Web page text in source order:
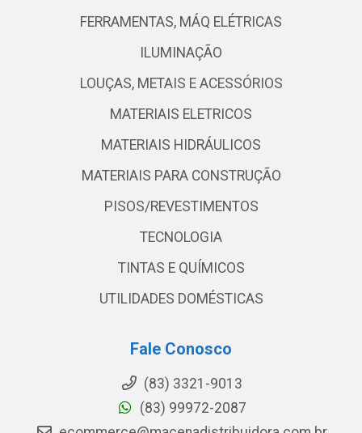
FERRAMENTAS, MÁQ ELÉTRICAS
ILUMINAÇÃO
LOUÇAS, METAIS E ACESSÓRIOS
MATERIAIS ELETRICOS
MATERIAIS HIDRÁULICOS
MATERIAIS PARA CONSTRUÇÃO
PISOS/REVESTIMENTOS
TECNOLOGIA
TINTAS E QUÍMICOS
UTILIDADES DOMÉSTICAS
Fale Conosco
(83) 3321-9013
(83) 99972-2087